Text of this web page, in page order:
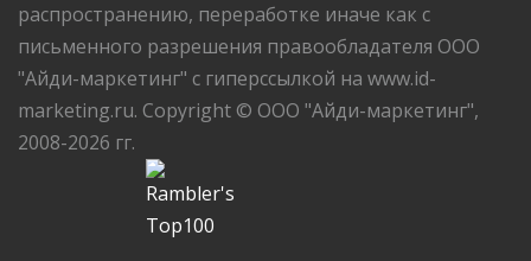
распространению, переработке иначе как с
письменного разрешения правообладателя ООО
"Айди-маркетинг" с гиперссылкой на www.id-
marketing.ru. Copyright © ООО "Айди-маркетинг",
2008-2026 гг.